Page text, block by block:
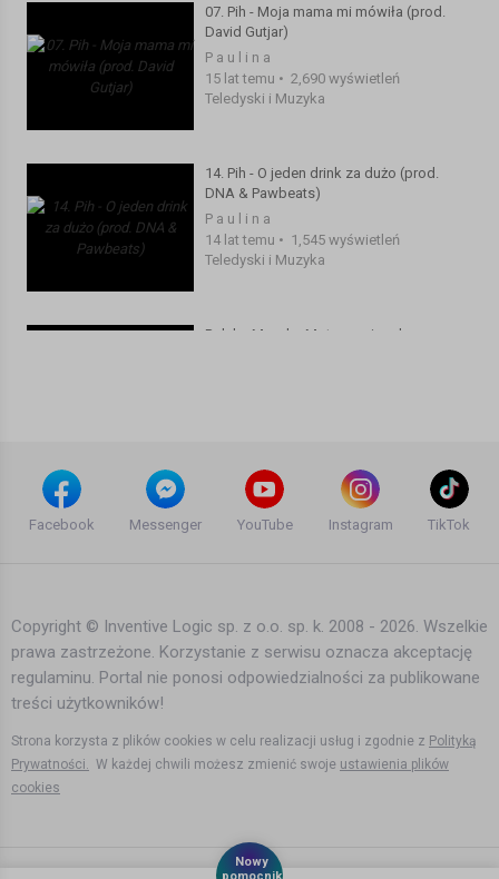
07. Pih - Moja mama mi mówiła (prod.
David Gutjar)
P a u l i n a
15 lat temu • 2,690 wyświetleń
Teledyski i Muzyka
14. Pih - O jeden drink za dużo (prod.
DNA & Pawbeats)
P a u l i n a
14 lat temu • 1,545 wyświetleń
Teledyski i Muzyka
Polska Muzyka Motywacyjna do
13. Kali Gibbs - Gdzie Jesteś ?
Sokół – Chcemy Być Wyżej [Projekt
Tymczasem]
Teledyski i Muzyka
Agata Dymna
10 lat temu •
Facebook Messenger YouTube Instagram TikTok
Copyright © Inventive Logic sp. z o.o. sp. k. 2008 - 2026. Wszelkie
prawa zastrzeżone. Korzystanie z serwisu oznacza akceptację
regulaminu. Portal nie ponosi odpowiedzialności za publikowane
treści użytkowników!
Strona korzysta z plików cookies w celu realizacji usług i zgodnie z Polityką
Prywatności. W każdej chwili możesz zmienić swoje ustawienia plików
cookies
Nowy
pomocnik